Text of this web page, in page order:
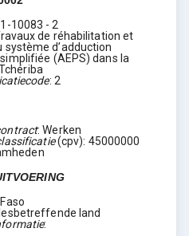
10083 - 2
de réhabilitation et
système d’adduction
(AEPS) dans la
: 2
:Werken
(cpv): 45000000
land
: